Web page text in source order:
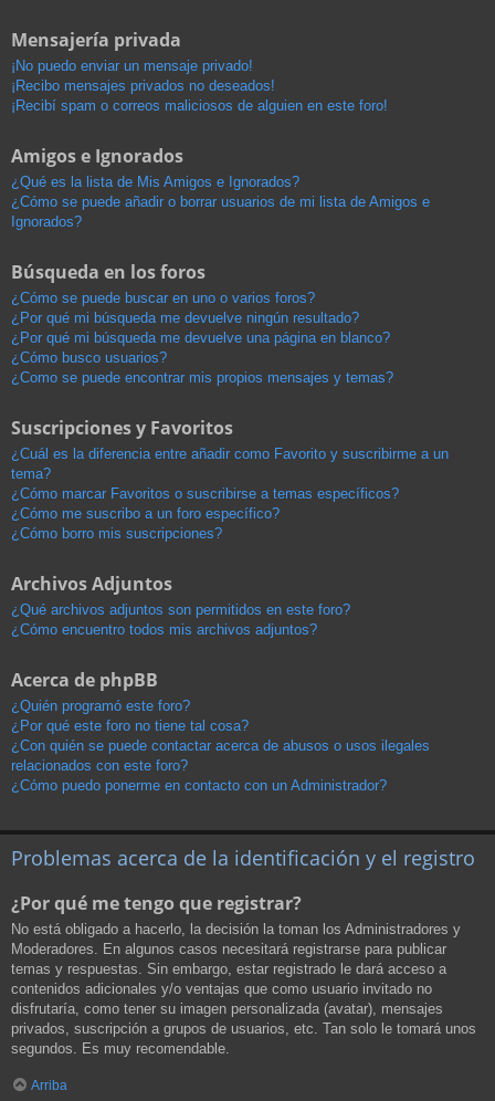
Mensajería privada
¡No puedo enviar un mensaje privado!
¡Recibo mensajes privados no deseados!
¡Recibí spam o correos maliciosos de alguien en este foro!
Amigos e Ignorados
¿Qué es la lista de Mis Amigos e Ignorados?
¿Cómo se puede añadir o borrar usuarios de mi lista de Amigos e
Ignorados?
Búsqueda en los foros
¿Cómo se puede buscar en uno o varios foros?
¿Por qué mi búsqueda me devuelve ningún resultado?
¿Por qué mi búsqueda me devuelve una página en blanco?
¿Cómo busco usuarios?
¿Como se puede encontrar mis propios mensajes y temas?
Suscripciones y Favoritos
¿Cuál es la diferencia entre añadir como Favorito y suscribirme a un
tema?
¿Cómo marcar Favoritos o suscribirse a temas específicos?
¿Cómo me suscribo a un foro específico?
¿Cómo borro mis suscripciones?
Archivos Adjuntos
¿Qué archivos adjuntos son permitidos en este foro?
¿Cómo encuentro todos mis archivos adjuntos?
Acerca de phpBB
¿Quién programó este foro?
¿Por qué este foro no tiene tal cosa?
¿Con quién se puede contactar acerca de abusos o usos ilegales
relacionados con este foro?
¿Cómo puedo ponerme en contacto con un Administrador?
Problemas acerca de la identificación y el registro
¿Por qué me tengo que registrar?
No está obligado a hacerlo, la decisión la toman los Administradores y
Moderadores. En algunos casos necesitará registrarse para publicar
temas y respuestas. Sin embargo, estar registrado le dará acceso a
contenidos adicionales y/o ventajas que como usuario invitado no
disfrutaría, como tener su imagen personalizada (avatar), mensajes
privados, suscripción a grupos de usuarios, etc. Tan solo le tomará unos
segundos. Es muy recomendable.
Arriba